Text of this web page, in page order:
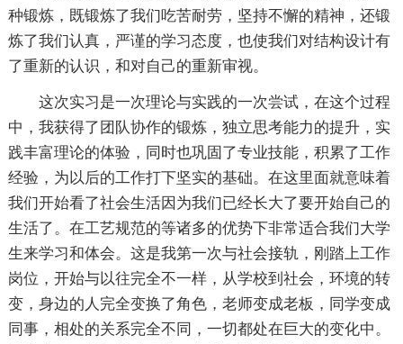
种锻炼，既锻炼了我们吃苦耐劳，坚持不懈的精神，还锻
炼了我们认真，严谨的学习态度，也使我们对结构设计有
了重新的认识，和对自己的重新审视。
这次实习是一次理论与实践的一次尝试，在这个过程
中，我获得了团队协作的锻炼，独立思考能力的提升，实
践丰富理论的体验，同时也巩固了专业技能，积累了工作
经验，为以后的工作打下坚实的基础。在这里面就意味着
我们开始看了社会生活因为我们已经长大了要开始自己的
生活了。在工艺规范的等诸多的优势下非常适合我们大学
生来学习和体会。这是我第一次与社会接轨，刚踏上工作
岗位，开始与以往完全不一样，从学校到社会，环境的转
变，身边的人完全变换了角色，老师变成老板，同学变成
同事，相处的关系完全不同，一切都处在巨大的变化中。